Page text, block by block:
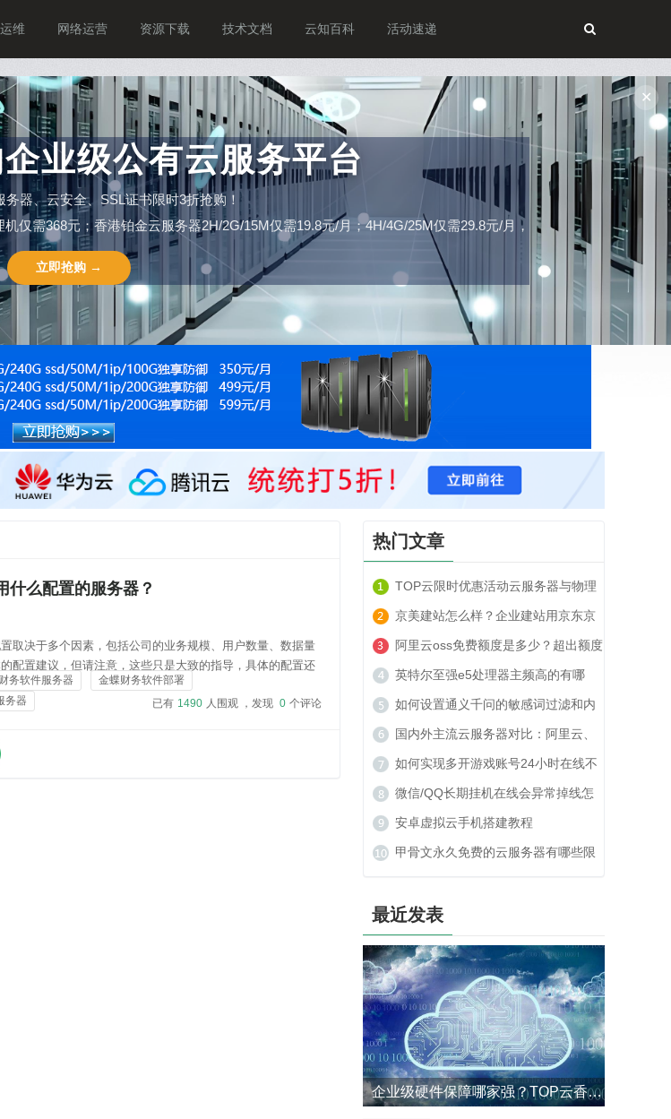
业级公有云服务平台
器、云安全、SSL证书限时3折抢购！
仅需368元；香港铂金云服务器2H/2G/15M仅需19.8元/月；4H/4G/25M仅需29.8元/月，
立即抢购 →
✕
维 网络运营 资源下载 技术文档 云知百科 活动速递
什么配置的服务器？
取决于多个因素，包括公司的业务规模、用户数量、数据量
配置建议，但请注意，这些只是大致的指导，具体的配置还
器配置推荐服务器配置项推荐规格说明CPU至少4核用于处
至少8GB用于存储临时数据，更大内...
财务软件服务器
金蝶财务软件部署
务器 已有 1490 人围观 ，发现 0 个评论
热门文章
TOP云限时优惠活动云服务器与物理
服务器套餐租用推荐
京美建站怎么样？企业建站用京东京
美建站可以吗？
阿里云oss免费额度是多少？超出额度
收费贵吗？
英特尔至强e5处理器主频高的有哪
些？
如何设置通义千问的敏感词过滤和内
容安全策略？
国内外主流云服务器对比：阿里云、
腾讯云、TOP云如何选？
如何实现多开游戏账号24小时在线不
被封号？
微信/QQ长期挂机在线会异常掉线怎
么办？
安卓虚拟云手机搭建教程
甲骨文永久免费的云服务器有哪些限
最近发表
企业级硬件保障哪家强？TOP云香港GPU服务器4小时响应+8小时更换SLA